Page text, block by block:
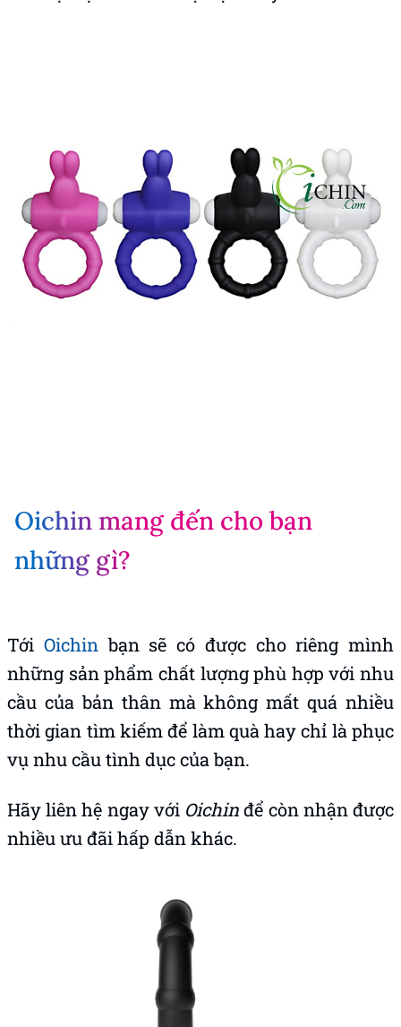
Oichin mang đến cho bạn
những gì?
Tới Oichinbạn sẽ có được cho riêng mình
những sản phẩm chất lượng phù hợp với nhu
cầu của bản thân mà không mất quá nhiều
thời gian tìm kiếm để làm quà hay chỉ là phục
vụ nhu cầu tình dục của bạn.
Hãy liên hệ ngay vớiOichinđể còn nhận được
nhiều ưu đãi hấp dẫn khác.